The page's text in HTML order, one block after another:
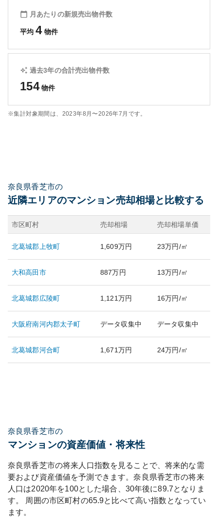
月あたりの新規売出物件数
平均 4 物件
過去3年の合計売出物件数
154 物件
※集計対象期間は、 2023年8月〜2026年7月 です。
奈良県香芝市の
近隣エリアのマンション売却相場と比較する
市区町村 売却相場 売却相場単価
北葛城郡上牧町 1,609万円 23万円/㎡
大和高田市 887万円 13万円/㎡
北葛城郡広陵町 1,121万円 16万円/㎡
大阪府南河内郡太子町 データ収集中 データ収集中
北葛城郡河合町 1,671万円 24万円/㎡
奈良県香芝市の
マンションの資産価値・将来性
奈良県香芝市の将来人口指数を見ることで、将来的な需
要および資産価値を予測できます。奈良県香芝市の将来
人口は2020年を100とした場合、30年後に89.7となりま
す。
周囲の市区町村の65.9と比べて高い指数となってい
ます。